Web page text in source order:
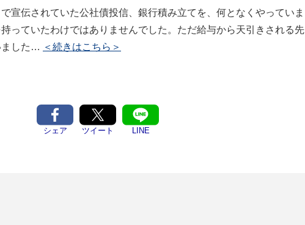
宣伝されていた公社債投信、銀行積み立てを、何となくやっていま
っていたわけではありませんでした。ただ給与から天引きされる先
ました… ＜続きはこちら＞
シェア ツイート LINE